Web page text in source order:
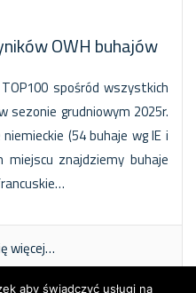
OWH buhajów
spośród wszystkich
sezonie grudniowym 2025r.
(54 buhaje wg IE i
miejscu znajdziemy buhaje
więcej…
aby świadczyć usługi na